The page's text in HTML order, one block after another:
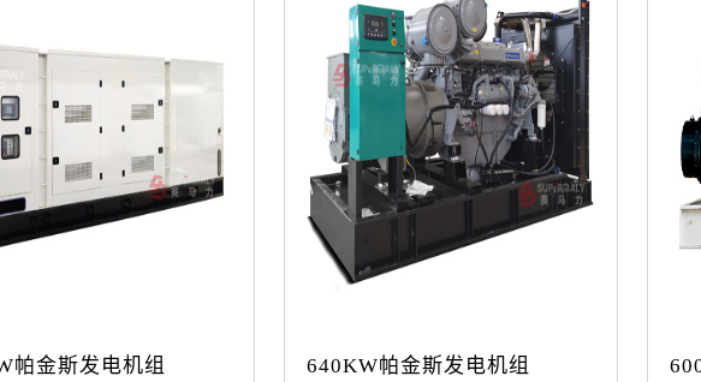
帕金斯发电机组 640KW帕金斯发电机组